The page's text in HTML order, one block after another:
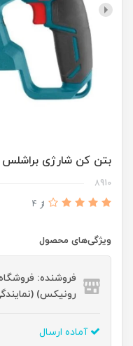
بتن کن شارژی براشلس 20 ولت رونیکس مدل 8910
8910
از 4
ویژگی‌های محصول
فروشنده: فروشگاه
رونیکس)
آماده ارسال